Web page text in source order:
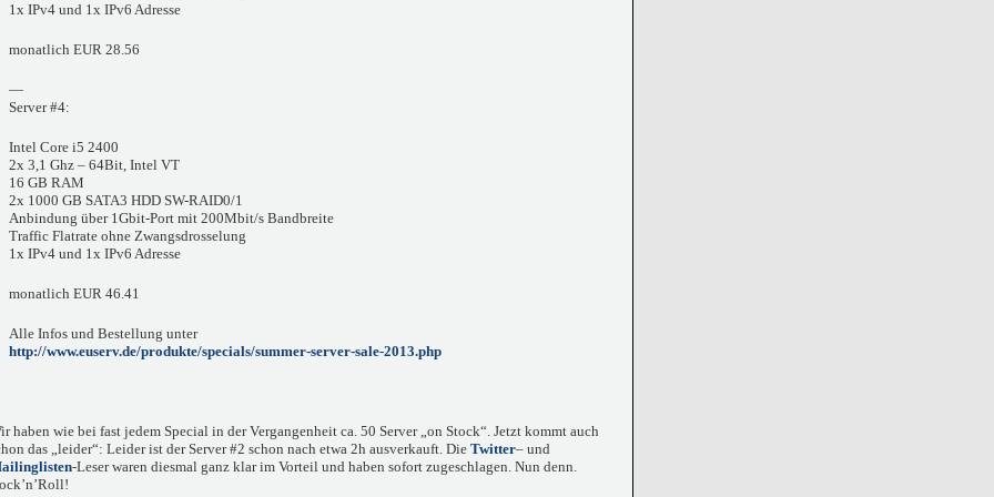
1x IPv4 und 1x IPv6 Adresse
monatlich EUR 28.56
—
Server #4:
Intel Core i5 2400
2x 3,1 Ghz – 64Bit, Intel VT
16 GB RAM
2x 1000 GB SATA3 HDD SW-RAID0/1
Anbindung über 1Gbit-Port mit 200Mbit/s Bandbreite
Traffic Flatrate ohne Zwangsdrosselung
1x IPv4 und 1x IPv6 Adresse
monatlich EUR 46.41
Alle Infos und Bestellung unter
http://www.euserv.de/produkte/specials/summer-server-sale-2013.php
haben wie bei fast jedem Special in der Vergangenheit ca. 50 Server „on Stock“. Jetzt kommt auch
das „leider“: Leider ist der Server #2 schon nach etwa 2h ausverkauft. Die Twitter– und
-Leser waren diesmal ganz klar im Vorteil und haben sofort zugeschlagen. Nun denn.